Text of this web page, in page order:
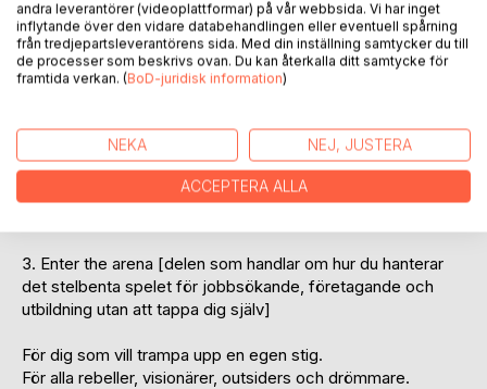
banorna och hur du levlar upp.
Boken har tre delar:
1. Player ONE [delen som handlar om DIG. Hur du hittar din
gör dig unik. För om du känner dig själv och vet vad du går
för, då är du ostoppbar]
2. Resources [delen som handlar om verktyg & resurser du
3. Enter the arena [delen som handlar om hur du hanterar
det stelbenta spelet för jobbsökande, företagande och
utbildning utan att tappa dig själv]
För dig som vill trampa upp en egen stig.
För alla rebeller, visionärer, outsiders och drömmare.
andra leverantörer (videoplattformar) på vår webbsida. Vi har inget
inflytande över den vidare databehandlingen eller eventuell spårning
från tredjepartsleverantörens sida. Med din inställning samtycker du till
de processer som beskrivs ovan. Du kan återkalla ditt samtycke för
framtida verkan. (BoD-juridisk information)
NEKA NEJ, JUSTERA
ACCEPTERA ALLA